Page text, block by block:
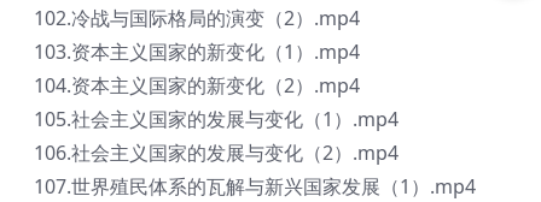
102.冷战与国际格局的演变（2）.mp4
103.资本主义国家的新变化（1）.mp4
104.资本主义国家的新变化（2）.mp4
105.社会主义国家的发展与变化（1）.mp4
106.社会主义国家的发展与变化（2）.mp4
107.世界殖民体系的瓦解与新兴国家发展（1）.mp4